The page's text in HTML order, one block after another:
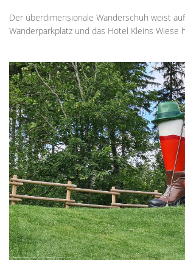
Der überdimensionale Wanderschuh weist
Wanderparkplatz und das Hotel Kleins Wiese